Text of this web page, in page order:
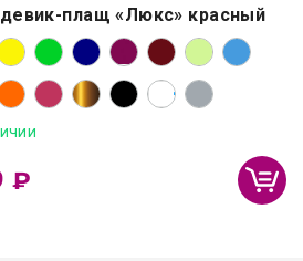
плащ «Люкс» красный
₽